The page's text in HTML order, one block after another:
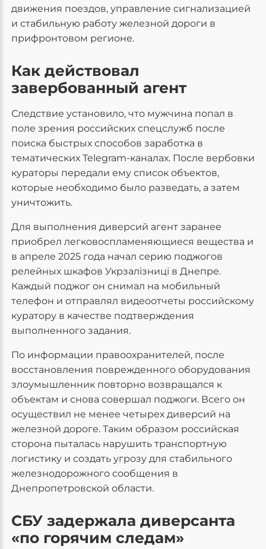
движения поездов, управление сигнализацией
и стабильную работу железной дороги в
прифронтовом регионе.
Как действовал
завербованный агент
Следствие установило, что мужчина попал в
поле зрения российских спецслужб после
поиска быстрых способов заработка в
тематических Telegram-каналах. После вербовки
кураторы передали ему список объектов,
которые необходимо было разведать, а затем
уничтожить.
Для выполнения диверсий агент заранее
приобрел легковоспламеняющиеся вещества и
в апреле 2025 года начал серию поджогов
релейных шкафов Укрзалізниці в Днепре.
Каждый поджог он снимал на мобильный
телефон и отправлял видеоотчеты российскому
куратору в качестве подтверждения
выполненного задания.
По информации правоохранителей, после
восстановления поврежденного оборудования
злоумышленник повторно возвращался к
объектам и снова совершал поджоги. Всего он
осуществил не менее четырех диверсий на
железной дороге. Таким образом российская
сторона пыталась нарушить транспортную
логистику и создать угрозу для стабильного
железнодорожного сообщения в
Днепропетровской области.
СБУ задержала диверсанта
«по горячим следам»